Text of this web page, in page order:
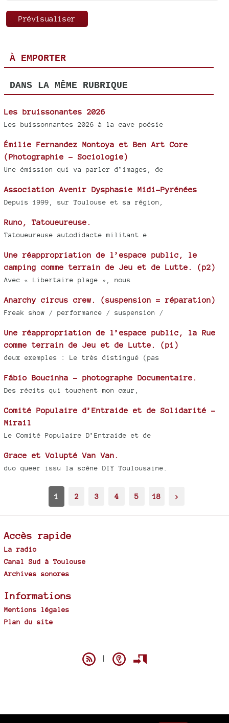
À EMPORTER
DANS LA MÊME RUBRIQUE
Les bruissonantes 2026
Les buissonnantes 2026 à la cave poésie
Émilie Fernandez Montoya et Ben Art Core
(Photographie - Sociologie)
Une émission qui va parler d’images, de
Association Avenir Dysphasie Midi-Pyrénées
Depuis 1999, sur Toulouse et sa région,
Runo, Tatoueureuse.
Tatoueureuse autodidacte militant.e.
Une réappropriation de l’espace public, le
camping comme terrain de Jeu et de Lutte. (p2)
Avec « Libertaire plage », nous
Anarchy circus crew. (suspension = réparation)
Freak show / performance / suspension /
Une réappropriation de l’espace public, la Rue
comme terrain de Jeu et de Lutte. (p1)
deux exemples : Le très distingué (pas
Fábio Boucinha - photographe Documentaire.
Des récits qui touchent mon cœur,
Comité Populaire d’Entraide et de Solidarité -
Mirail
Le Comité Populaire D’Entraide et de
Grace et Volupté Van Van.
duo queer issu la scène DIY Toulousaine.
1 2 3 4 5 18 >
Accès rapide
La radio
Canal Sud à Toulouse
Archives sonores
Informations
Mentions légales
Plan du site
|